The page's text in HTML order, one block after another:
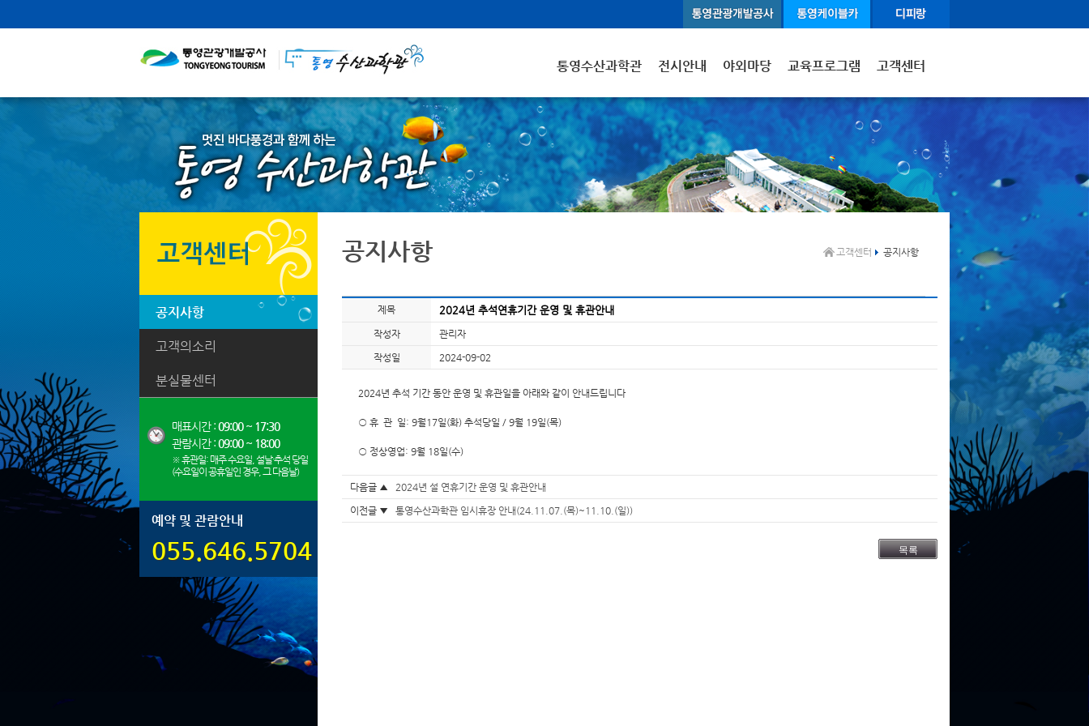
통영수산과학관 전시안내 야외마당 교육프로그램 고객센터
공지사항
고객의소리
분실물센터
매표시간 :09:00 ~ 17:30
관람시간 :09:00 ~ 18:00
※ 휴관일: 매주 수요일, 설날·추석 당일
(수요일이 공휴일인 경우, 그 다음날)
예약 및 관람안내
055.646.5704
공지사항 고객센터 공지사항
제목 2024년 추석연휴기간 운영 및 휴관안내
작성자 관리자
작성일 2024-09-02
2024년 추석 기간 동안 운영 및 휴관일을 아래와 같이 안내드립니다
○ 휴 관 일: 9월17일(화) 추석당일 / 9월 19일(목)
○ 정상영업: 9월 18일(수)
다음글 ▲ 2024년 설 연휴기간 운영 및 휴관안내
이전글 ▼ 통영수산과학관 임시휴장 안내(24.11.07.(목)~11.10.(일))